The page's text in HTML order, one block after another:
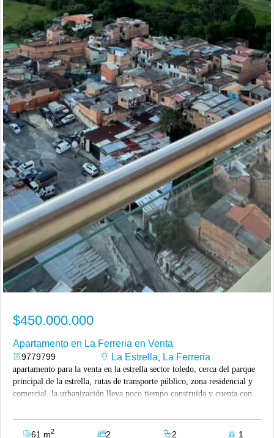
$450.000.000
Apartamento en La Ferreria en Venta
9779799 La Estrella La Ferreria
apartamento para la venta en la estrella sector toledo, cerca del parque
principal de la estrella, rutas de transporte público, zona residencial y
comercial. la urbanización lleva poco tiempo construida y cuenta con
coworking y más… el apartamento cuenta con un área de 60.9m2,
cocina integral , zona de ropas independiente, sala comedor, balcón
61 m2 2 2 1